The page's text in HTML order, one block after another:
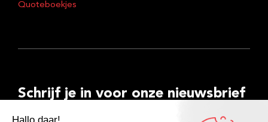
Quoteboekjes
Schrijf je in voor onze nieuwsbrief